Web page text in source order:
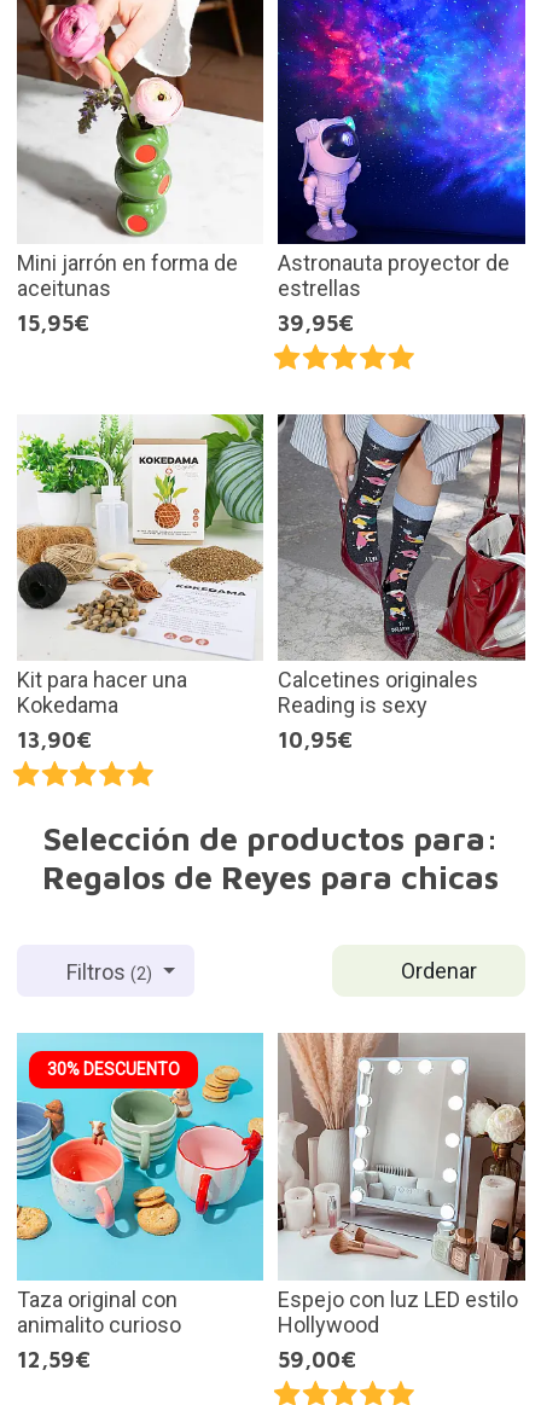
Mini jarrón en forma de
aceitunas
15,95€
Astronauta proyector de
estrellas
39,95€
Kit para hacer una
Kokedama
13,90€
Calcetines originales
Reading is sexy
10,95€
Selección de productos para:
Regalos de Reyes para chicas
Ordenar
Filtros(2)
30% DESCUENTO
Taza original con
animalito curioso
12,59€
Espejo con luz LED estilo
Hollywood
59,00€